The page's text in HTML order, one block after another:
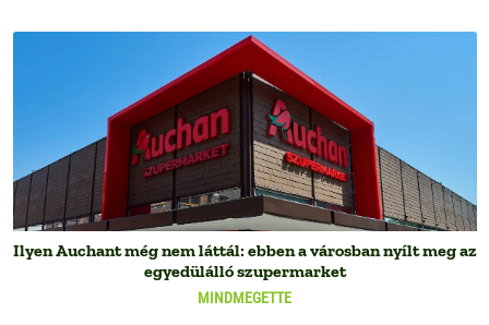
MINDMEGETTE
Ilyen Auchant még nem láttál: ebben a városban nyílt meg az
egyedülálló szupermarket